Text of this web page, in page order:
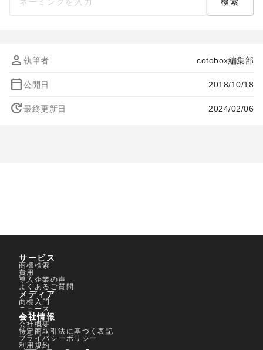
person 執筆者 cotobox編集部
calendar_today公開日 2018/10/18
update最終更新日 2024/02/06
サービス
商標検索
費用
導入企業の声
よくあるご質問
メディア
商標入門
ニュース
会社情報
会社概要
特定商取引法に基づく表記
プライバシーポリシー
利用規約
無料で商標相談を予約する